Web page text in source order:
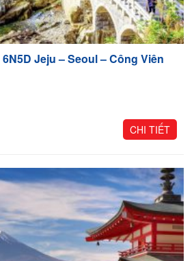
Jeju – Seoul – Công Viên
CHI TIẾT